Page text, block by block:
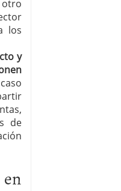
otro
los
y
de